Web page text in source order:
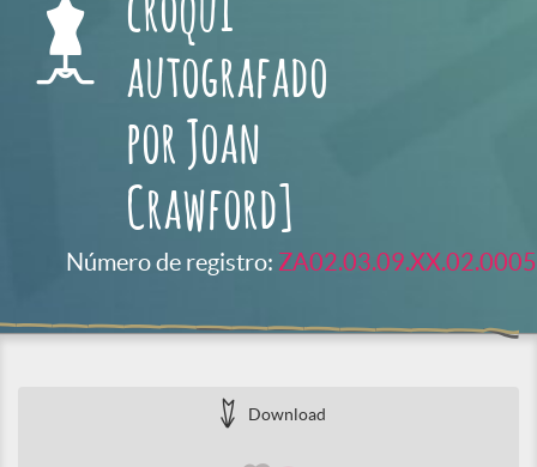
croqui
autografado
por Joan
Crawford]
Número de registro: ZA02.03.09.XX.02.0005
Download